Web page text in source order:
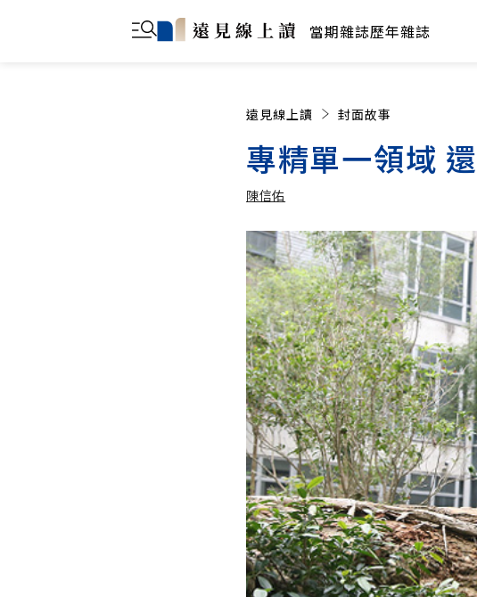
當期雜誌歷年雜誌
遠見線上讀 封面故事
專精單一領域
陳信佑
陳信佑 加入追